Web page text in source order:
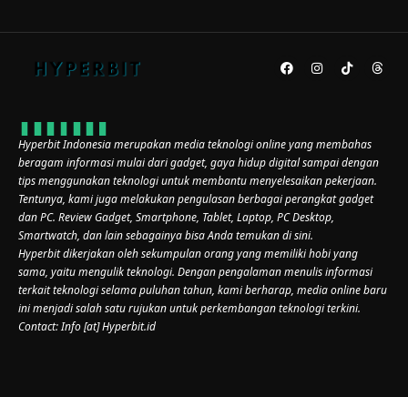
Hyperbit Indonesia merupakan media teknologi online yang membahas
beragam informasi mulai dari gadget, gaya hidup digital sampai dengan
tips menggunakan teknologi untuk membantu menyelesaikan pekerjaan.
Tentunya, kami juga melakukan pengulasan berbagai perangkat gadget
dan PC. Review Gadget, Smartphone, Tablet, Laptop, PC Desktop,
Smartwatch, dan lain sebagainya bisa Anda temukan di sini.
Hyperbit dikerjakan oleh sekumpulan orang yang memiliki hobi yang
sama, yaitu mengulik teknologi. Dengan pengalaman menulis informasi
terkait teknologi selama puluhan tahun, kami berharap, media online baru
ini menjadi salah satu rujukan untuk perkembangan teknologi terkini.
Contact: Info [at] Hyperbit.id